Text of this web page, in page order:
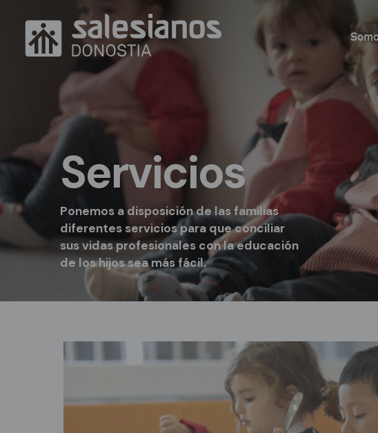
Pasar al contenido principal
Servicios
Ponemos a disposición de las familias
diferentes servicios para que conciliar
sus vidas profesionales con la educación
de los hijos sea más fácil.